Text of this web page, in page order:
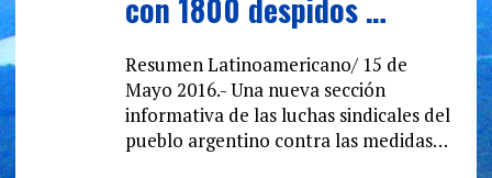
con 1800 despidos …
Resumen Latinoamericano/ 15 de
Mayo 2016.- Una nueva sección
informativa de las luchas sindicales del
pueblo argentino contra las medidas…